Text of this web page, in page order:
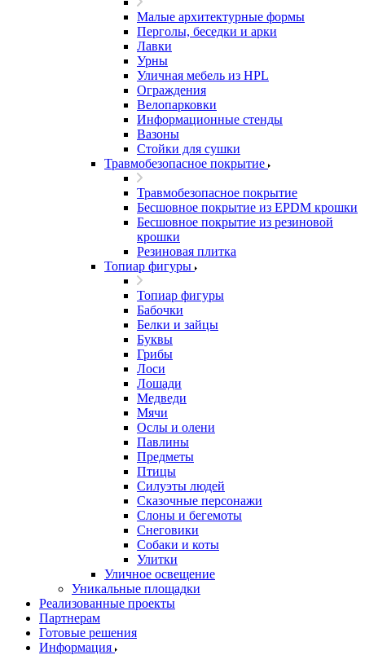
Малые архитектурные формы
Перголы, беседки и арки
Лавки
Урны
Уличная мебель из HPL
Ограждения
Велопарковки
Информационные стенды
Вазоны
Стойки для сушки
Травмобезопасное покрытие
Травмобезопасное покрытие
Бесшовное покрытие из EPDM крошки
Бесшовное покрытие из резиновой
крошки
Резиновая плитка
Топиар фигуры
Топиар фигуры
Бабочки
Белки и зайцы
Буквы
Грибы
Лоси
Лошади
Медведи
Мячи
Ослы и олени
Павлины
Предметы
Птицы
Силуэты людей
Сказочные персонажи
Слоны и бегемоты
Снеговики
Собаки и коты
Улитки
Уличное освещение
Уникальные площадки
Реализованные проекты
Партнерам
Готовые решения
Информация